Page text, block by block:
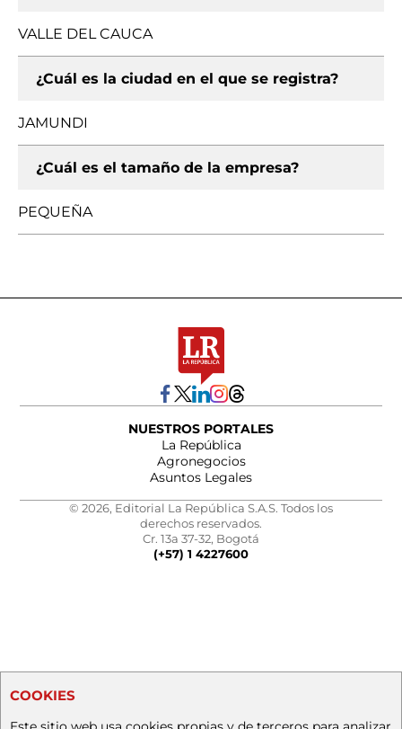
VALLE DEL CAUCA
¿Cuál es la ciudad en el que se registra?
JAMUNDI
¿Cuál es el tamaño de la empresa?
PEQUEÑA
NUESTROS PORTALES
La República
Agronegocios
Asuntos Legales
© 2026, Editorial La República S.A.S. Todos los
derechos reservados.
Cr. 13a 37-32, Bogotá
(+57) 1 4227600
COOKIES